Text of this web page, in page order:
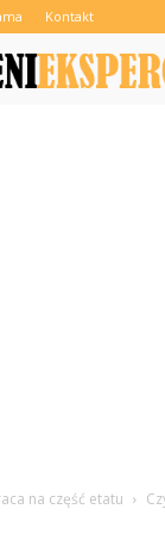
Kontakt
na część etatu